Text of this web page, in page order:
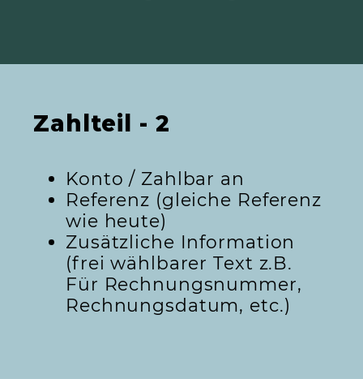
Zahlteil - 2
Konto / Zahlbar an
Referenz (gleiche Referenz
wie heute)
Zusätzliche Information
(frei wählbarer Text z.B.
Für Rechnungsnummer,
Rechnungsdatum, etc.)